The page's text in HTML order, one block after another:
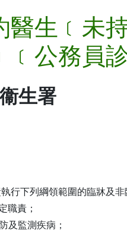
醫生﹝未
公務員診
衞生署
行下列綱領範圍的臨牀及非
職責；
及監測疾病；